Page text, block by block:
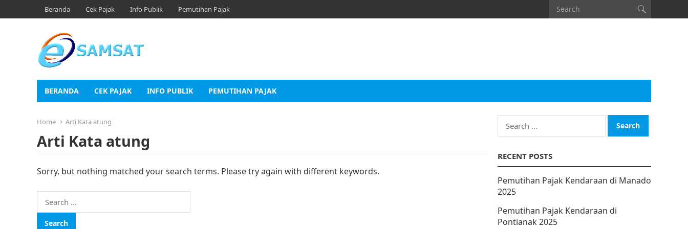
Beranda Cek Pajak Info Publik Pemutihan Pajak
BERANDA CEK PAJAK INFO PUBLIK PEMUTIHAN PAJAK
Home Arti Kata atung
Arti Kata atung
Sorry, but nothing matched your search terms. Please try again with different keywords.
Search
for:
Search
for:
RECENT POSTS
Pemutihan Pajak Kendaraan di Manado
2025
Pemutihan Pajak Kendaraan di
Pontianak 2025